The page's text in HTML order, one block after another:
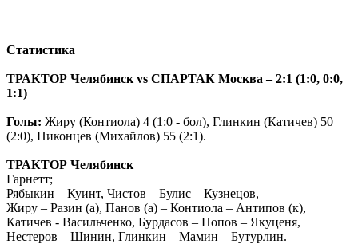
Статистика
ТРАКТОР Челябинск vs СПАРТАК Москва – 2:1 (1:0, 0:0,
1:1)
Голы: Жиру (Контиола) 4 (1:0 - бол), Глинкин (Катичев) 50
(2:0), Никонцев (Михайлов) 55 (2:1).
ТРАКТОР Челябинск
Гарнетт;
Рябыкин – Куинт, Чистов – Булис – Кузнецов,
Жиру – Разин (а), Панов (а) – Контиола – Антипов (к),
Катичев - Васильченко, Бурдасов – Попов – Якуценя,
Нестеров – Шинин, Глинкин – Мамин – Бутурлин.